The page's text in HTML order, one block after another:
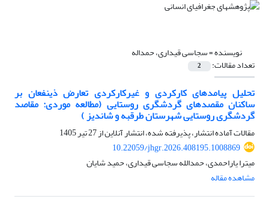
نویسنده =سجاسی قیداری، حمداله
تعداد مقالات: 2
تحلیل پیامدهای کارکردی و غیرکارکردی تعارض ذینفعان بر
ساکنان مقصدهای گردشگری روستایی (مطالعه موردی: مقاصد
گردشگری روستایی شهرستان طرقبه و شاندیز )
مقالات آماده انتشار، پذیرفته شده، انتشار آنلاین از27 تیر 1405
10.22059/jhgr.2026.408195.1008869
میترا یاراحمدی، حمدالله سجاسی قیداری، حمید شایان
مشاهده مقاله